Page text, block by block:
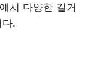
서 다양한 길거
.